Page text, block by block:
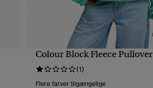
Colour Block Fleece Pullover
(1)
Flere farver tilgængelige